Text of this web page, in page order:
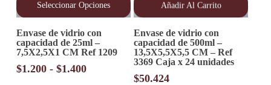
Seleccionar Opciones
producto
tiene
múltiples
variantes.
Envase de vidrio con
capacidad de 25ml –
7,5X2,5X1 CM Ref 1209
$1.200 - $1.400Rango
Añadir Al Carrito
Envase de vidrio con
capacidad de 500ml –
13,5X5,5X5,5 CM – Ref
3369 Caja x 24 unidades
$50.424